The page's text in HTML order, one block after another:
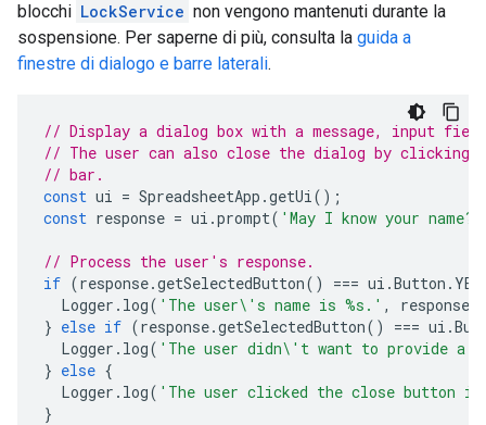
blocchi LockService non vengono mantenuti durante la
sospensione. Per saperne di più, consulta la guida a
finestre di dialogo e barre laterali.
// Display a dialog box with a message, input
// The user can also close the dialog by
// bar.
const ui = SpreadsheetApp .getUi();
const response = ui .prompt( 'May I know your name?'
// Process the user's response.
if (response.getSelectedButton() === ui .Button . YES
Logger . log( 'The user\'s name is %s.' , response
} else if (response.getSelectedButton() === ui .
Logger . log( 'The user didn\'t want to provide a
} else {
Logger . log( 'The user clicked the close
}